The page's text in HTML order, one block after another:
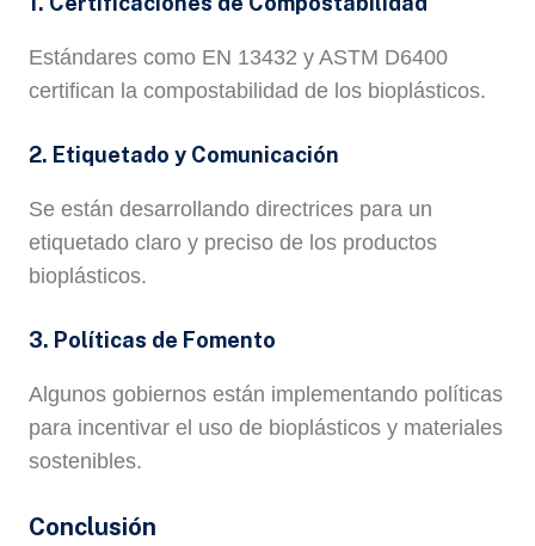
Estándares como EN 13432 y ASTM D6400
certifican la compostabilidad de los bioplásticos.
2. Etiquetado y Comunicación
Se están desarrollando directrices para un
etiquetado claro y preciso de los productos
bioplásticos.
3. Políticas de Fomento
Algunos gobiernos están implementando políticas
para incentivar el uso de bioplásticos y materiales
sostenibles.
Conclusión